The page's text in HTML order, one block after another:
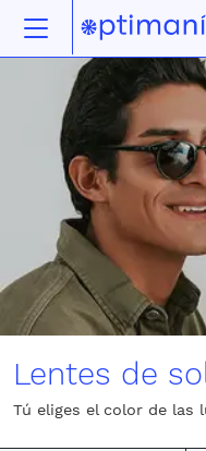
Lentes de
Tú eliges el color de las